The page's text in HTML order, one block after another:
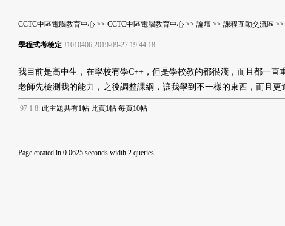
CCTC中區電腦教育中心 >> CCTC中區電腦教育中心 >> 論壇 >> 課程互動交流區
學程式考檢定 J1010406,2019-09-27 19:44:18
我目前是高中生，在學校有學C++，但是學校教的都很淺，而且都一
老師先檢測我的能力，之後調整課綱，讓我學到不一樣的東西，而且
97 1 8: 此主題共有1帖 此頁1帖 每頁10帖
Page created in 0.0625 seconds width 2 queries.